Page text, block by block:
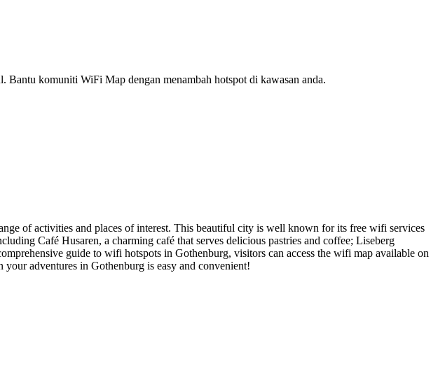
Bantu komuniti WiFi Map dengan menambah hotspot di kawasan anda.
of activities and places of interest. This beautiful city is well known for its free wifi services
Café Husaren, a charming café that serves delicious pastries and coffee; Liseberg
guide to wifi hotspots in Gothenburg, visitors can access the wifi map available on
adventures in Gothenburg is easy and convenient!